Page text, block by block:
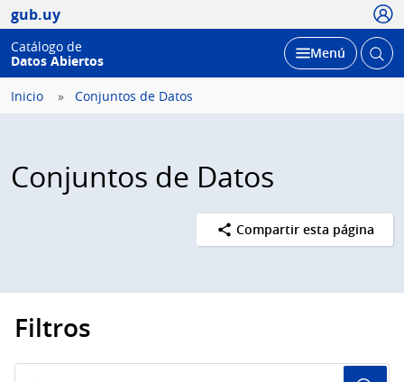
gub.uy
Catálogo de
Datos Abiertos
Desplegar
Menú Abrir
Inicio Conjuntos de Datos
Conjuntos de Datos
Compartir esta página
Filtros